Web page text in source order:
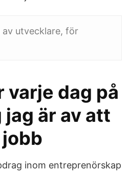
av utvecklare, för
varje dag på
är av att
inom entreprenörskap